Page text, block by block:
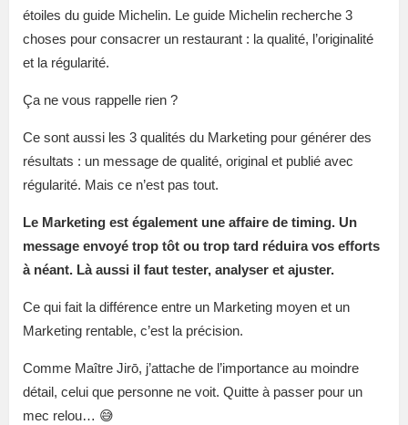
étoiles du guide Michelin. Le guide Michelin recherche 3
choses pour consacrer un restaurant : la qualité, l’originalité
et la régularité.
Ça ne vous rappelle rien ?
Ce sont aussi les 3 qualités du Marketing pour générer des
résultats : un message de qualité, original et publié avec
régularité. Mais ce n’est pas tout.
Le Marketing est également une affaire de timing. Un
message envoyé trop tôt ou trop tard réduira vos efforts
à néant. Là aussi il faut tester, analyser et ajuster.
Ce qui fait la différence entre un Marketing moyen et un
Marketing rentable, c’est la précision.
Comme Maître Jirō, j’attache de l’importance au moindre
détail, celui que personne ne voit. Quitte à passer pour un
mec relou… 😅